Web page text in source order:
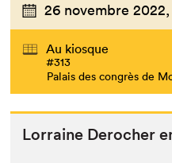
26 novembre 2022,
Au kiosque
#313
Palais des congrès de
Lor­raine Derocher